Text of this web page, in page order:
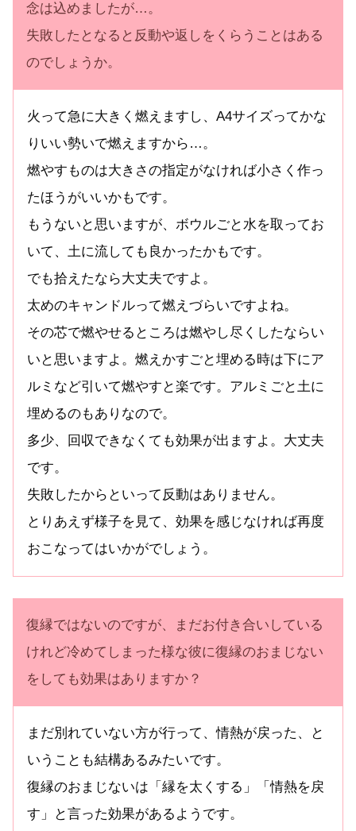
念は込めましたが…。
失敗したとなると反動や返しをくらうことはある
のでしょうか。
火って急に大きく燃えますし、A4サイズってかな
りいい勢いで燃えますから…。
燃やすものは大きさの指定がなければ小さく作っ
たほうがいいかもです。
もうないと思いますが、ボウルごと水を取ってお
いて、土に流しても良かったかもです。
でも拾えたなら大丈夫ですよ。
太めのキャンドルって燃えづらいですよね。
その芯で燃やせるところは燃やし尽くしたならい
いと思いますよ。燃えかすごと埋める時は下にア
ルミなど引いて燃やすと楽です。アルミごと土に
埋めるのもありなので。
多少、回収できなくても効果が出ますよ。大丈夫
です。
失敗したからといって反動はありません。
とりあえず様子を見て、効果を感じなければ再度
おこなってはいかがでしょう。
復縁ではないのですが、まだお付き合いしている
けれど冷めてしまった様な彼に復縁のおまじない
をしても効果はありますか？
まだ別れていない方が行って、情熱が戻った、と
いうことも結構あるみたいです。
復縁のおまじないは「縁を太くする」「情熱を戻
す」と言った効果があるようです。